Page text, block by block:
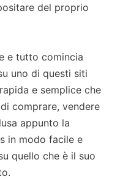
del proprio
e tutto comincia
uno di questi siti
e semplice che
comprare, vendere
appunto la
in modo facile e
quello che è il suo